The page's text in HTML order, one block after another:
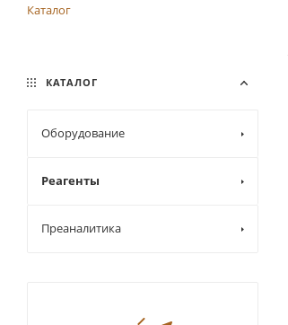
Каталог
КАТАЛОГ
Оборудование
Реагенты
Преаналитика